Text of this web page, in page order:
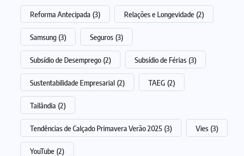
Reforma Antecipada (3) Relações e Longevidade (2)
Samsung (3) Seguros (3)
Subsídio de Desemprego (2) Subsídio de Férias (3)
Sustentabilidade Empresarial (2) TAEG (2)
Tailândia (2)
Tendências de Calçado Primavera Verão 2025 (3) Vies (3)
YouTube (2)